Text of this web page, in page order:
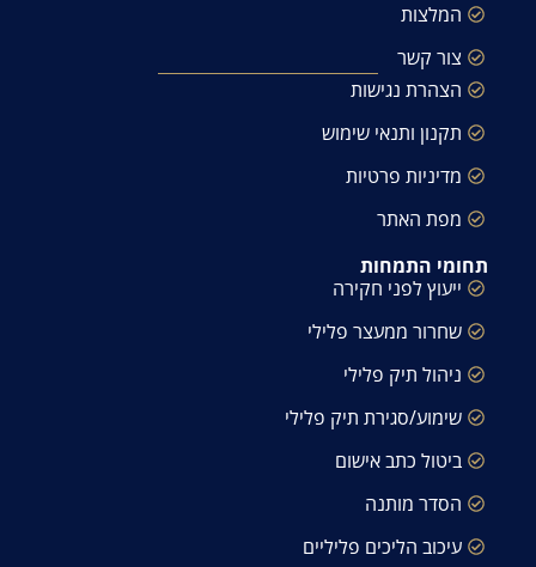
המלצות
צור קשר
הצהרת נגישות
תקנון ותנאי שימוש
מדיניות פרטיות
מפת האתר
תחומי התמחות
ייעוץ לפני חקירה
שחרור ממעצר פלילי
ניהול תיק פלילי
שימוע/סגירת תיק פלילי
ביטול כתב אישום
הסדר מותנה
עיכוב הליכים פליליים